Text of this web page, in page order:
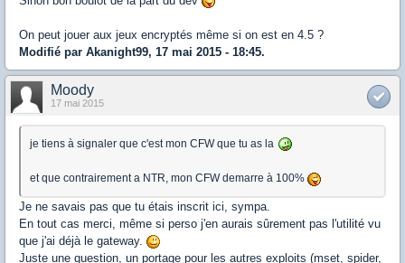
On peut jouer aux jeux encryptés même si on est en 4.5 ?
Modifié par Akanight99, 17 mai 2015 - 18:45.
Moody
17 mai 2015
je tiens à signaler que c'est mon CFW que tu as la
et que contrairement a NTR, mon CFW demarre à 100%
Je ne savais pas que tu étais inscrit ici, sympa.
En tout cas merci, même si perso j'en aurais sûrement pas l'utilité vu
que j'ai déjà le gateway.
Juste une question, un portage pour les autres exploits (mset, spider,